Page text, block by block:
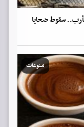
سقوط ضحايا
منوعات